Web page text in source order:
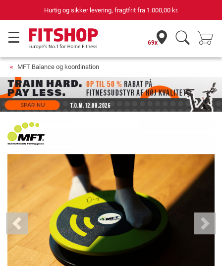
69 butikker med 75 egne servicemontører
69x
MFT Balance og koordination
Previous Next